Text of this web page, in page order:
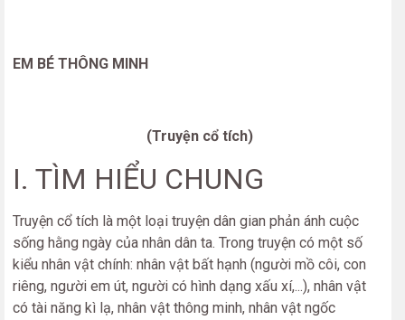
EM BÉ THÔNG MINH
(Truyện cổ tích)
I. TÌM HIỂU CHUNG
Truyện cổ tích là một loại truyện dân gian phản ánh cuộc
sống hằng ngày của nhân dân ta. Trong truyện có một số
kiểu nhân vật chính: nhân vật bất hạnh (người mồ côi, con
riêng, người em út, người có hình dạng xấu xí,...), nhân vật
có tài năng kì lạ, nhân vật thông minh, nhân vật ngốc